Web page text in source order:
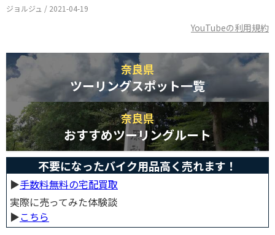
ジョルジュ / 2021-04-19
YouTubeの利用規約
奈良県
ツーリングスポット一覧
奈良県
おすすめツーリングルート
不要になったバイク用品高く売れます！
▶︎手数料無料の宅配買取
実際に売ってみた体験談
▶︎こちら